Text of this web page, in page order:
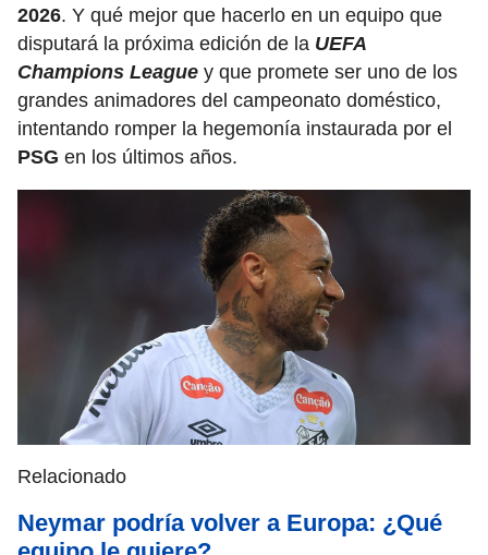
2026. Y qué mejor que hacerlo en un equipo que
disputará la próxima edición de la UEFA
Champions League y que promete ser uno de los
grandes animadores del campeonato doméstico,
intentando romper la hegemonía instaurada por el
PSG en los últimos años.
Relacionado
Neymar podría volver a Europa: ¿Qué